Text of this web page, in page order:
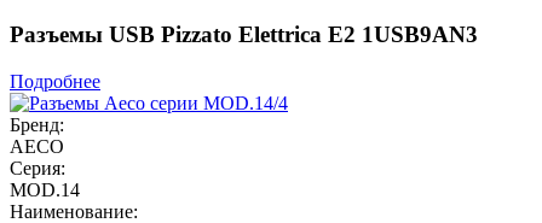
Разъемы USB Pizzato Elettrica E2 1USB9AN3
Подробнее
Бренд:
AECO
Серия:
MOD.14
Наименование: